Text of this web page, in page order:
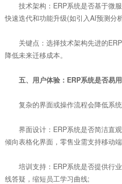
技术架构：ERP系统是否基于微服
快速迭代和功能升级(如引入AI预测分析
关键点：选择技术架构先进的ERP
降低未来迁移成本。
五、用户体验：ERP系统是否易
复杂的界面或操作流程会降低系统
界面设计：ERP系统是否简洁直观
倾向表格化界面，零售业需支持移动
培训支持：ERP系统是否提供行业
线答疑，缩短员工学习曲线;